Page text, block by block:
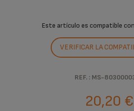
Este artículo es compatible con
VERIFICAR LA
REF. : MS-
20,20 €